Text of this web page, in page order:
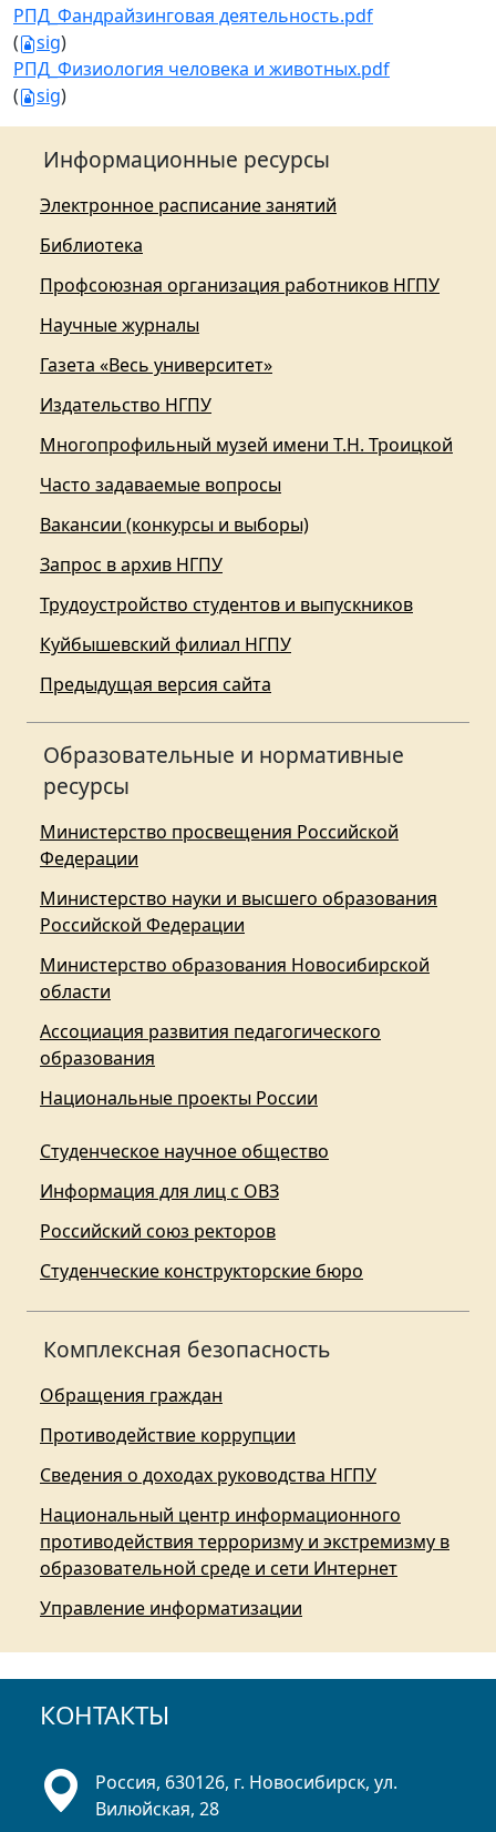
РПД_Фандрайзинговая деятельность.pdf
(
sig)
РПД_Физиология человека и животных.pdf
(
sig)
Информационные ресурсы
Электронное расписание занятий
Библиотека
Профсоюзная организация работников НГПУ
Научные журналы
Газета «Весь университет»
Издательство НГПУ
Многопрофильный музей имени Т.Н. Троицкой
Часто задаваемые вопросы
Вакансии (конкурсы и выборы)
Запрос в архив НГПУ
Трудоустройство студентов и выпускников
Куйбышевский филиал НГПУ
Предыдущая версия сайта
Образовательные и нормативные
ресурсы
Министерство просвещения Российской
Федерации
Министерство науки и высшего образования
Российской Федерации
Министерство образования Новосибирской
области
Ассоциация развития педагогического
образования
Национальные проекты России
Студенческое научное общество
Информация для лиц с ОВЗ
Российский союз ректоров
Студенческие конструкторские бюро
Комплексная безопасность
Обращения граждан
Противодействие коррупции
Сведения о доходах руководства НГПУ
Национальный центр информационного
противодействия терроризму и экстремизму в
образовательной среде и сети Интернет
Управление информатизации
КОНТАКТЫ
Россия, 630126, г. Новосибирск, ул.
Вилюйская, 28